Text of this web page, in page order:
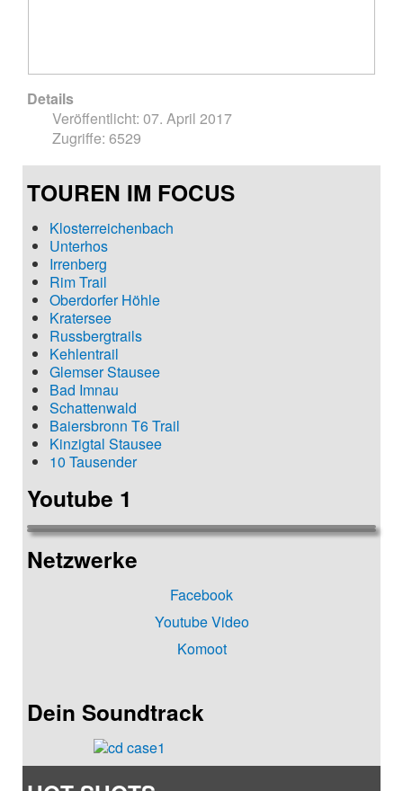
Details
Veröffentlicht: 07. April 2017
Zugriffe: 6529
TOUREN IM FOCUS
Klosterreichenbach
Unterhos
Irrenberg
Rim Trail
Oberdorfer Höhle
Kratersee
Russbergtrails
Kehlentrail
Glemser Stausee
Bad Imnau
Schattenwald
Baiersbronn T6 Trail
Kinzigtal Stausee
10 Tausender
Youtube 1
Netzwerke
Facebook
Youtube Video
Komoot
Dein Soundtrack